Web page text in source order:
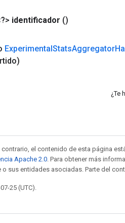
identificador ()
ExperimentalStatsAggregator
¿Te
el contenido de esta página
Apache 2.0 . Para obtener más
o sus entidades asociadas. Parte del
25 (UTC).